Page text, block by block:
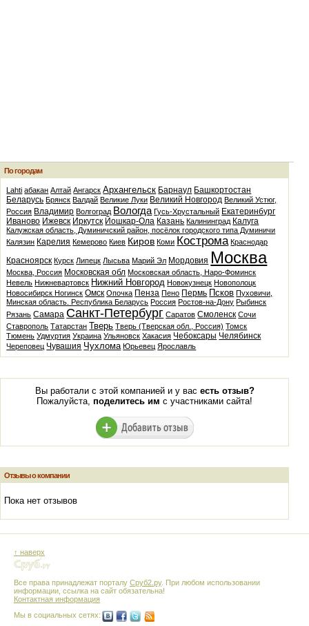
По городам
Lahti абакан Алтай Ангарск Архангельск Барнаул Башкортостан
Беларусь Брянск Валдай Великие Луки Великий Новгород Великий Устюг,
Россия Владимир Волгоград Вологда Гусь-Хрустальный Екатеринбург
Иваново Ижевск Иркутск Йошкар-Ола Казань Калининград Калуга
Калужская область, Думиничский район, посёлок городского типа Думиничи
Калязин Карелия Кемерово Киев Киров Коми Кострома Краснодар
Красноярск Курск Липецк Лысьва Марий Эл Мордовия Москва
Москва, Россия Московская обл Московская область, Наро-Фоминск
Невель Нижневартовск Нижний Новгород Новокузнецк Новополоцк
НовосибирскНогинск Омск Опочка Пенза Пено Пермь Псков Пуховичи,
Минская область. Республика Беларусь Россия Ростов-на-Дону Рыбинск
Рязань Самара Санкт-Петербург Саратов Смоленск Сочи
Ставрополь Татарстан Тверь Тверь (Тверская обл., Россия) Томск
Тюмень Удмуртия Украина Ульяновск Хакасия Чебоксары Челябинск
Череповец Чувашия Чухлома Юрьевец Ярославль
Вы работали с этой компанией и у вас есть отзыв?
Пожалуйста,поделитесь им с участниками сайта!
Отзывы о компании
Пока нет отзывов
↑ наверх
Все права принадлежат порталу Сруб2.ру. При любом использовании
информации, ссылка на сайт обязательна!
Контактная информация
Мы в социальных сетях: